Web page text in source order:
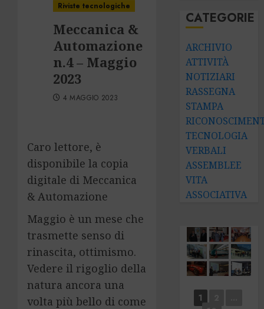
Riviste tecnologiche
Meccanica &
Automazione
n.4 – Maggio
2023
4 MAGGIO 2023
Caro lettore, è
disponibile la copia
digitale di Meccanica
& Automazione
Maggio è un mese che
trasmette senso di
rinascita, ottimismo.
Vedere il rigoglio della
natura ancora una
volta più bello di come
CATEGORIE
ARCHIVIO
ATTIVITÀ
NOTIZIARI
RASSEGNA
STAMPA
TECNOLOGIA
VERBALI
ASSEMBLEE
VITA
ASSOCIATIVA
1